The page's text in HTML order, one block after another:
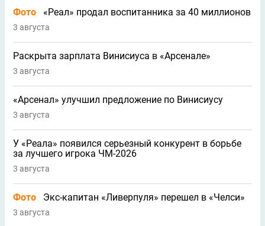
Фото «Реал» продал воспитанника за 40 миллионов
3 августа
Раскрыта зарплата Винисиуса в «Арсенале»
3 августа
«Арсенал» улучшил предложение по Винисиусу
3 августа
У «Реала» появился серьезный конкурент в борьбе
за лучшего игрока ЧМ-2026
3 августа
Фото Экс-капитан «Ливерпуля» перешел в «Челси»
3 августа